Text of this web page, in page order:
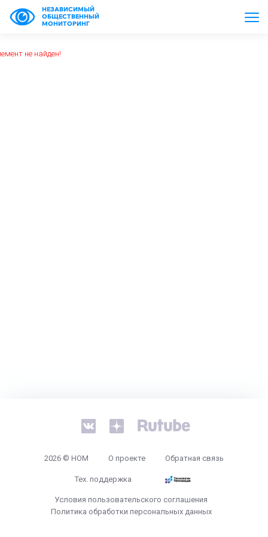
НЕЗАВИСИМЫЙ
ОБЩЕСТВЕННЫЙ
МОНИТОРИНГ
не найден!
2026 © НОМ О проекте Обратная связь
Тех. поддержка
Условия пользовательского соглашения
Политика обработки персональных данных